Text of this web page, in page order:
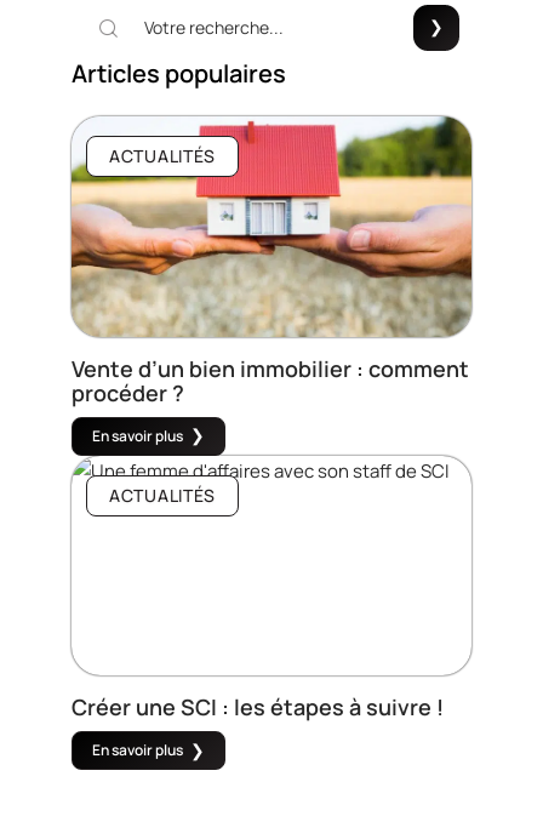
Articles populaires
ACTUALITÉS
Vente d’un bien immobilier : comment
procéder ?
En savoir plus
ACTUALITÉS
Créer une SCI : les étapes à suivre !
En savoir plus